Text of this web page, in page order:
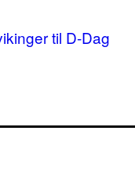
til D-Dag